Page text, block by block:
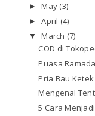
►May (3)
►April (4)
▼March (7)
COD di
Puasa
Pria Bau
Mengenal
5 Cara